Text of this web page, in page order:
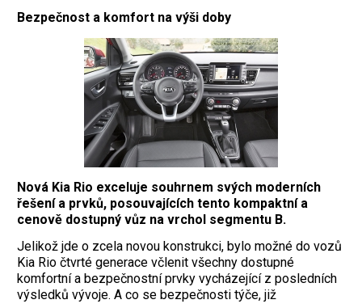
Bezpečnost a komfort na výši doby
Nová Kia Rio exceluje souhrnem svých moderních
řešení a prvků, posouvajících tento kompaktní a
cenově dostupný vůz na vrchol segmentu B.
Jelikož jde o zcela novou konstrukci, bylo možné do vozů
Kia Rio čtvrté generace včlenit všechny dostupné
komfortní a bezpečnostní prvky vycházející z posledních
výsledků vývoje. A co se bezpečnosti týče, již